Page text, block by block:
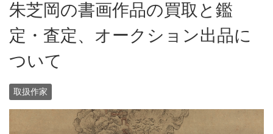
朱芝岡の書画作品の買取と鑑
定・査定、オークション出品に
ついて
取扱作家